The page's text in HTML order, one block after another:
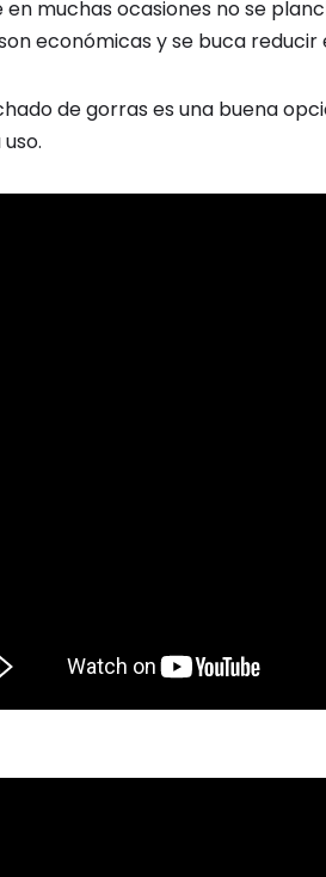
en muchas ocasiones no se
económicas y se buca
de gorras es una buena